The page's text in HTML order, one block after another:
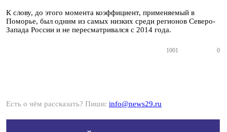
К слову, до этого момента коэффициент, применяемый в
Поморье, был одним из самых низких среди регионов Северо-
Запада России и не пересматривался с 2014 года.
1001 0
Есть о чём рассказать? Пиши: info@news29.ru